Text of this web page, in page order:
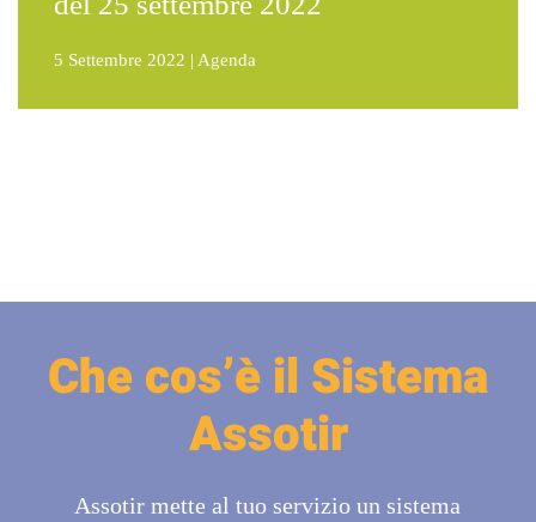
5 Settembre 2022 | Agenda
Che cos’è il Sistema
Assotir
Assotir mette al tuo servizio un sistema